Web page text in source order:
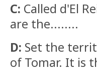
C: Called d'El
are the........
D: Set the
of Tomar. It is